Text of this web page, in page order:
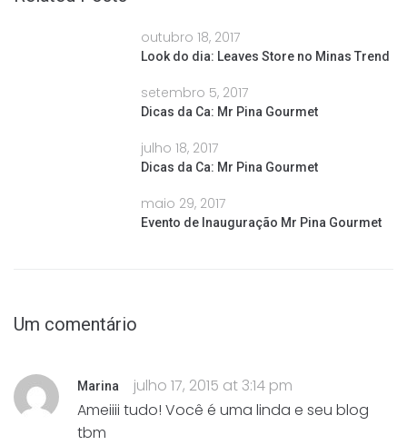
outubro 18, 2017
Look do dia: Leaves Store no Minas Trend
setembro 5, 2017
Dicas da Ca: Mr Pina Gourmet
julho 18, 2017
Dicas da Ca: Mr Pina Gourmet
maio 29, 2017
Evento de Inauguração Mr Pina Gourmet
Um comentário
Marina
julho 17, 2015 at 3:14 pm
Ameiiii tudo! Você é uma linda e seu blog
tbm